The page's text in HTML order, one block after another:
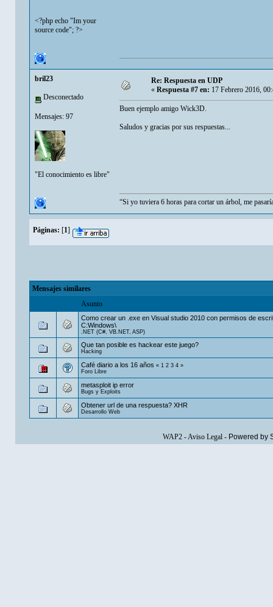
<?php echo "Im your
source code"; ?>
bril23
Desconectado
Mensajes: 97
"El conocimiento es libre"
Re: Respuesta en UDP
« Respuesta #7 en: 17 Febrero 2016,
Buen ejemplo amigo Wick3D.
Saludos y gracias por sus respuestas...
“Si yo tuviera 6 horas para cortar un árbol, me
Páginas: [1]
Mensajes similares
Asunto
Como crear un .exe en Visual studio 2010 con permisos de
C:Windows\
.NET (C#, VB.NET, ASP)
Que tan posible es hackear este juego?
Hacking
Café diario a los 16 años «1 2 3 4»
Foro Libre
metasploit ip error
Bugs y Exploits
Obtener url de una respuesta? XHR
Desarrollo Web
WAP2-Aviso Legal- Powered by